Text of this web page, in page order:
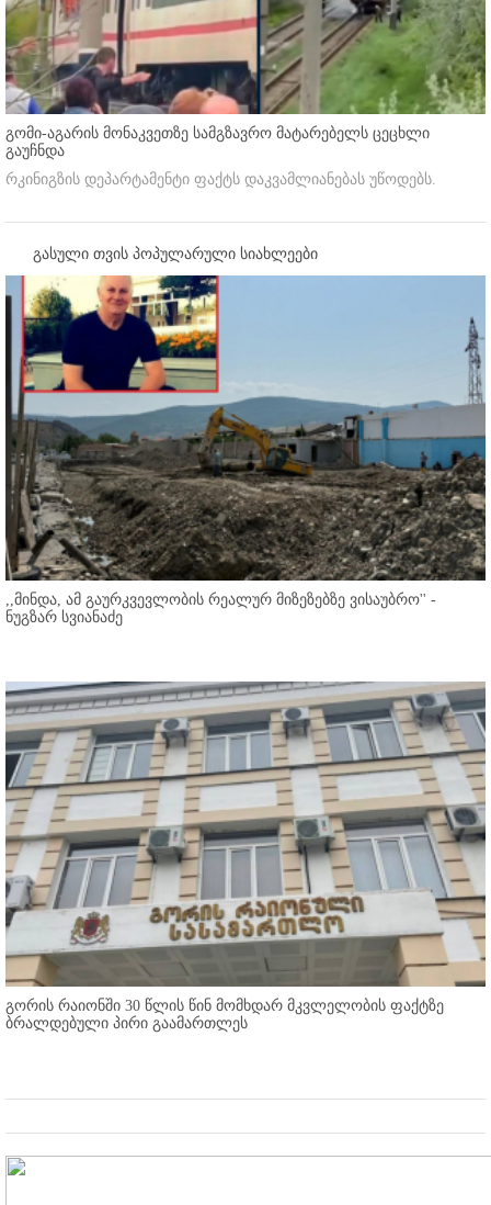
გომი-აგარის მონაკვეთზე სამგზავრო მატარებელს ცეცხლი
გაუჩნდა
რკინიგზის დეპარტამენტი ფაქტს დაკვამლიანებას უწოდებს.
გასული თვის პოპულარული სიახლეები
,,მინდა, ამ გაურკვევლობის რეალურ მიზეზებზე ვისაუბრო'' -
ნუგზარ სვიანაძე
გორის რაიონში 30 წლის წინ მომხდარ მკვლელობის ფაქტზე
ბრალდებული პირი გაამართლეს